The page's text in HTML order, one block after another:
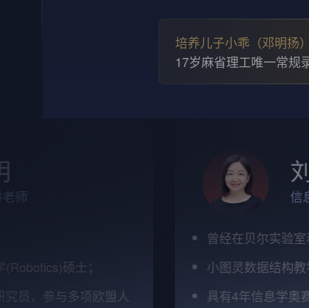
培养儿子小乖（邓明扬
17岁麻省理工唯一常规
；
欧盟人
刘晖
信息学主讲老师
曾经在贝尔实验室和工信部从事
小图灵数据结构教学负责人
具有4年信息学奥赛一线授课和